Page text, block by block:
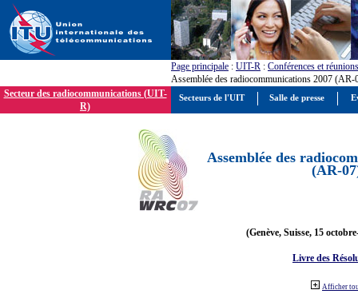
Page principale : UIT-R : Conférences et réunions
Assemblée des radiocommunications 2007 (AR-
Secteur des radiocommunications (UIT-
R)
Assemblée des
(AR-
(Genève, Suisse, 15
Livre des
Afficher
Secteurs de l'UIT Salle de presse